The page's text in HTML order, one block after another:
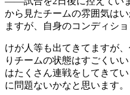
から見たチームの雰囲気は
ますが、自身のコンディシ
けが人等も出てきてますが
りチームの状態はすごくい
はたくさん連戦をしてきて
に問題ないかなと思います。